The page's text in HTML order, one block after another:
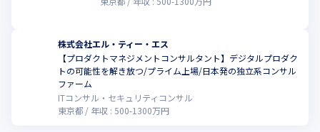
株式会社エル・ティー・エス
【プロダクトマネジメントコンサルタント】デジタルプロダク
トの可能性を解き放つ/プライム上場/日本発の独立系コンサル
ファーム
ITコンサル・セキュリティコンサル
東京都
年収 : 500-1300万円